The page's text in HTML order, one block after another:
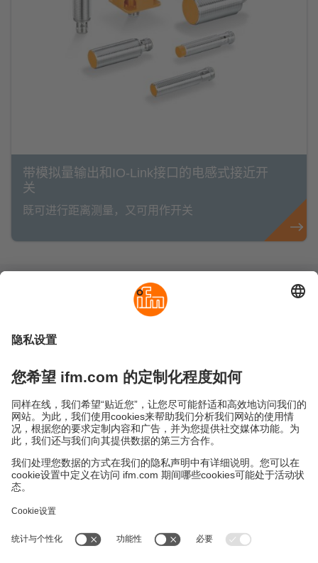
带模拟量输出和IO-Link接口的电感式接近开
关
既可进行距离测量，又可用作开关
地点 (EN)
隐私政策
易福门电子(上海)有限公司
上海市浦东新区
盛夏路61弄1号楼6层
邮编: 201203
总机: 021 3813 4800
电子邮箱:info.cn@ifm.com
沪ICP备19047231号-1
沪公网安备31011502010310号
工作时间：